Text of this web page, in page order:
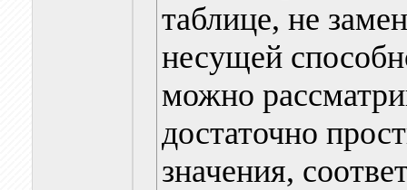
таблице, не
несущей
можно
достаточно
значения,